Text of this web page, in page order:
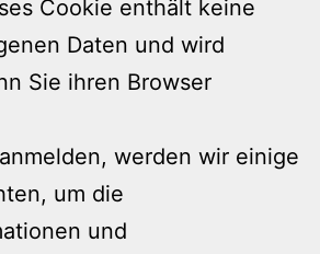
Cookie enthält keine
Daten und wird
Sie ihren Browser
werden wir einige
um die
und